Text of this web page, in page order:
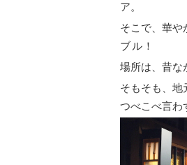
ア。
そこで、華や
ブル！
場所は、昔な
そもそも、地
つべこべ言わ